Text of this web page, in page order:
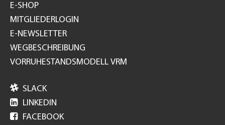
E-SHOP
MITGLIEDERLOGIN
E-NEWSLETTER
WEGBESCHREIBUNG
VORRUHESTANDSMODELL VRM
 SLACK
 LINKEDIN
 FACEBOOK